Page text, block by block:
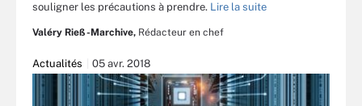
souligner les précautions à prendre. Lire la suite
Valéry Rieß-Marchive, Rédacteur en chef
Actualités 05 avr. 2018